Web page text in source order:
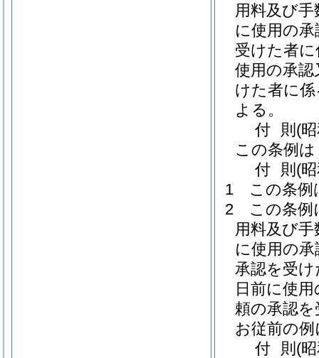
用料及び
に使用の
受けた者
使用の承認
けた者に
よる。
付 則 (
この条例
付 則 (
1
この条例
2
この条例
用料及び
に使用の
承認を受
日前に使
頼の承認
お従前の
付 則 (